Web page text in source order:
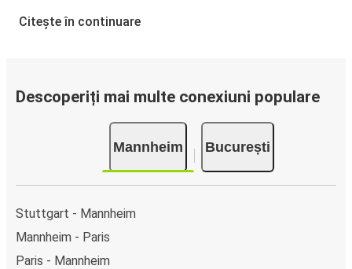
clicuri. La achiziționarea online a unui bilet pe ruta
Google și Apple Pay. Alternativ, poți plăti în numerar la
bordul autocarelor sau la unul din punctele de vânzare.
Citește în continuare
Descoperiți mai multe conexiuni populare
Mannheim București
Stuttgart - Mannheim
Mannheim - Paris
Paris - Mannheim